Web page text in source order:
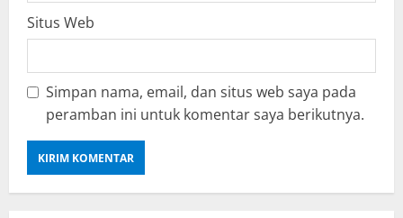
Situs Web
Simpan nama, email, dan situs web saya pada
peramban ini untuk komentar saya berikutnya.